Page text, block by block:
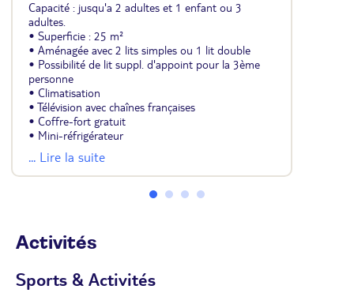
Capacité : jusqu'a 2 adultes et 1 enfant ou 3
adultes.
• Superficie : 25 m²
• Aménagée avec 2 lits simples ou 1 lit double
• Possibilité de lit suppl. d'appoint pour la 3ème
personne
• Climatisation
• Télévision avec chaînes françaises
• Coffre-fort gratuit
• Mini-réfrigérateur
• Salle de bains avec douche balnéo ou baignoire
et sèche-cheveux
• Balcon
... Lire la suite
Activités
Sports & Activités